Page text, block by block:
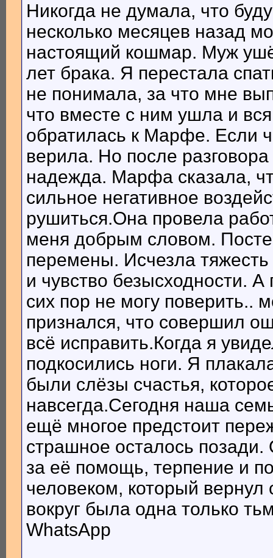
Никогда не думала, что
несколько месяцев назад
настоящий кошмар. Муж
лет брака. Я перестала
не понимала, за что мне
что вместе с ним ушла и
обратилась к Марфе. Если
верила. Но после
надежда. Марфа сказала,
сильное негативное
рушиться.Она провела
меня добрым словом.
перемены. Исчезла
и чувство безысходности.
сих пор не могу поверить..
признался, что совершил
всё исправить.Когда я
подкосились ноги. Я
были слёзы счастья,
навсегда.Сегодня наша
ещё многое предстоит
страшное осталось
за её помощь, терпение и
человеком, который вернул
вокруг была одна только
WhatsApp